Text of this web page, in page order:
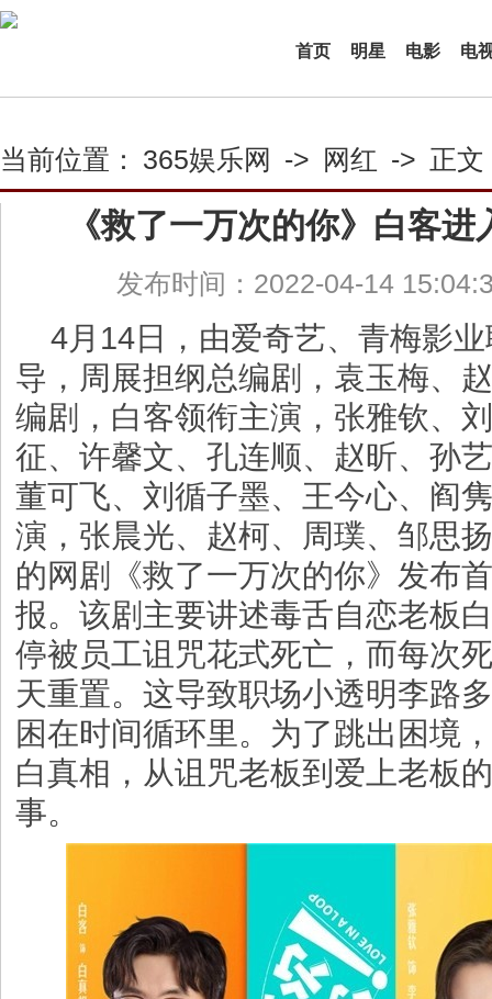
首页 明星 电影 电
当前位置： 365娱乐网 -> 网红 -> 正文
《救了一万次的你》白客
发布时间：2022-04-14
4月14日，由爱奇艺、青梅影
导，周展担纲总编剧，袁玉梅、
编剧，白客领衔主演，张雅钦、
征、许馨文、孔连顺、赵昕、孙
董可飞、刘循子墨、王今心、阎
演，张晨光、赵柯、周璞、邹思
的网剧《救了一万次的你》发布
报。该剧主要讲述毒舌自恋老板
停被员工诅咒花式死亡，而每次
天重置。这导致职场小透明李路
困在时间循环里。为了跳出困境
白真相，从诅咒老板到爱上老板
事。